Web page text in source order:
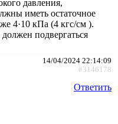
давления,
иметь остаточное
4·10 кПа (4 кгс/см ).
подвергаться
14/04/2024 22:14:09
#3146178
Ответить